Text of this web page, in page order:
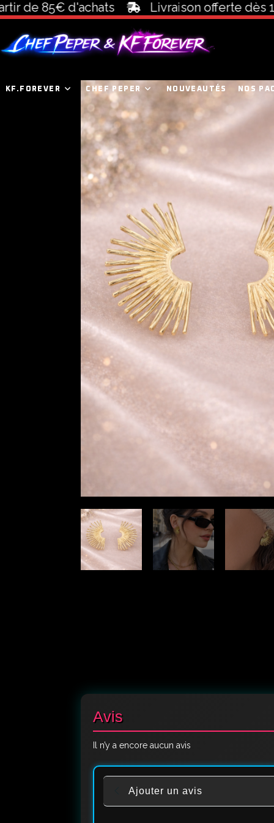
85€ d'achats Livraison offerte dès 100€
KF.FOREVER CHEF PEPER NOUVEAUTÉS NOS
Avis
Il n’y a encore aucun avis
Ajouter un avis